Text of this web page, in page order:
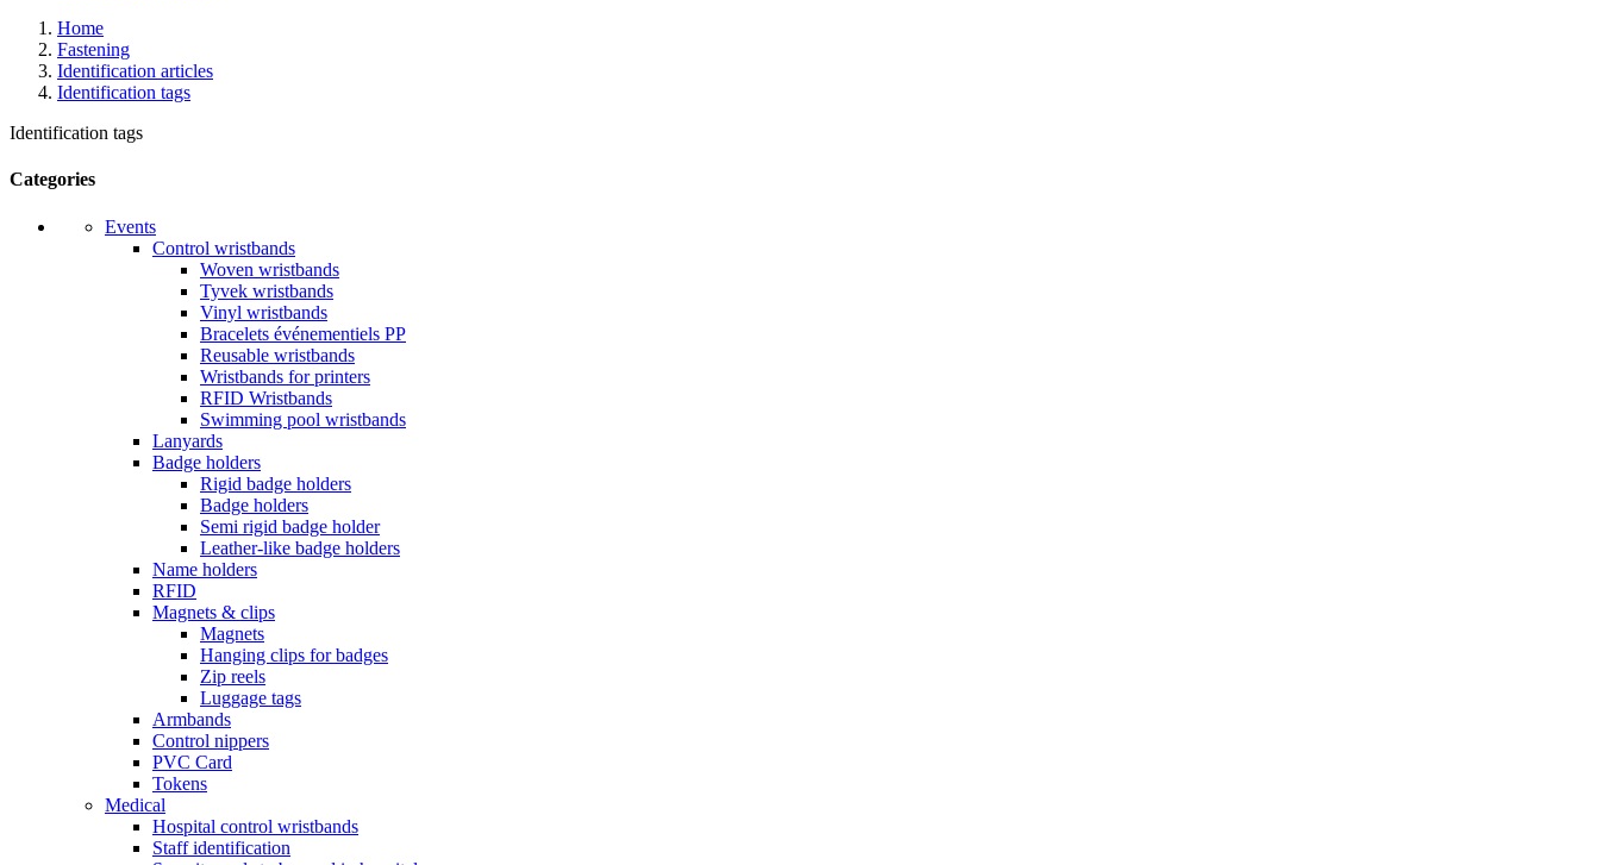
Home
Fastening
Identification articles
Identification tags
Identification tags
Categories
Events
Control wristbands
Woven wristbands
Tyvek wristbands
Vinyl wristbands
Bracelets événementiels PP
Reusable wristbands
Wristbands for printers
RFID Wristbands
Swimming pool wristbands
Lanyards
Badge holders
Rigid badge holders
Badge holders
Semi rigid badge holder
Leather-like badge holders
Name holders
RFID
Magnets & clips
Magnets
Hanging clips for badges
Zip reels
Luggage tags
Armbands
Control nippers
PVC Card
Tokens
Medical
Hospital control wristbands
Staff identification